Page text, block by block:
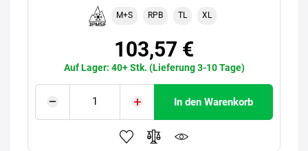
M+S RPB TL XL
103,57 €
Auf Lager: 40+ Stk. (Lieferung 3-10 Tage)
In den Warenkorb